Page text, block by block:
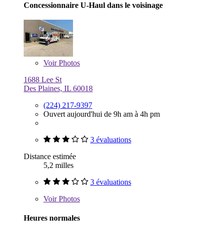
Concessionnaire U-Haul dans le voisinage
VoirPhotos
1688 Lee St
Des Plaines, IL 60018
(224) 217-9397
Ouvert aujourd'hui de 9h am à 4h pm
3 évaluations
Distance estimée
5,2 milles
3 évaluations
VoirPhotos
Heures normales